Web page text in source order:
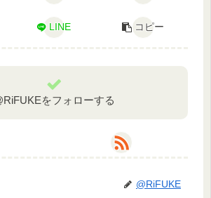
LINE コピー
をフォローする
@RiFUKE